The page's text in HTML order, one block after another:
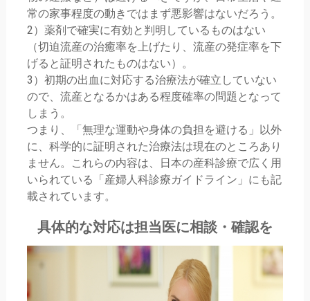
常の家事程度の動きではまず悪影響はないだろう。
2）薬剤で確実に有効と判明しているものはない
（切迫流産の治癒率を上げたり、流産の発症率を下
げると証明されたものはない）。
3）初期の出血に対応する治療法が確立していない
ので、流産となるかはある程度確率の問題となって
しまう。
つまり、「無理な運動や身体の負担を避ける」以外
に、科学的に証明された治療法は現在のところあり
ません。これらの内容は、日本の産科診療で広く用
いられている「産婦人科診療ガイドライン」にも記
載されています。
具体的な対応は担当医に相談・確認を